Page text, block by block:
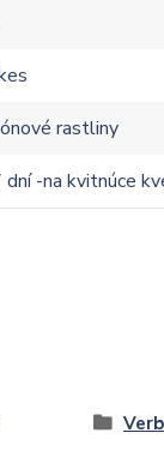
rastliny
dní -na kvitnúce